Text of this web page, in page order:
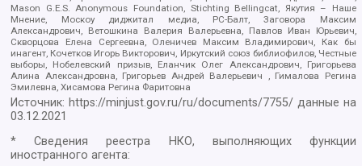
Mason G.E.S. Anonymous Foundation, Stichting Bellingcat, Якутия – Наше
Мнение, Москоу диджитал медиа, РС-Балт, Заговора Максим
Александрович, Ветошкина Валерия Валерьевна, Павлов Иван Юрьевич,
Скворцова Елена Сергеевна, Оленичев Максим Владимирович, Как бы
инагент, Кочетков Игорь Викторович, Иркутский союз библиофилов, Честные
выборы, Нобелевский призыв, Еланчик Олег Александрович, Григорьева
Алина Александровна, Григорьев Андрей Валерьевич , Гималова Регина
Эмилевна, Хисамова Регина Фаритовна
Источник: https://minjust.gov.ru/ru/documents/7755/ данные на
03.12.2021
* Сведения реестра НКО, выполняющих функции
иностранного агента: